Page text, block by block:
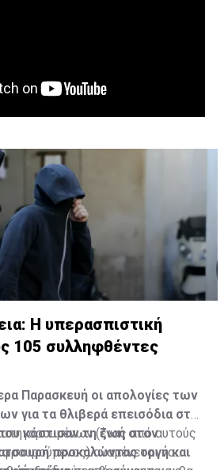
Η υπερασπιστική
105 συλληφθέντες
Παρασκευή οι απολογίες των
για τα θλιβερά επεισόδια στη
κόστισαν τη ζωή στον
προκαλώντας οργή και
(ένας από αυτούς
αναμένεται να